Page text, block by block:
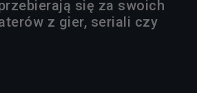
się za swoich
z gier, seriali czy